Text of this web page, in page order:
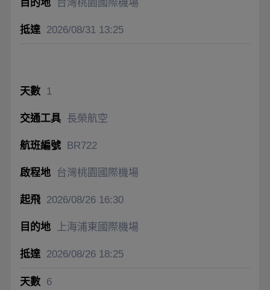
台灣桃園國際機場
2026/08/3113:25
1
長榮航空
BR722
台灣桃園國際機場
2026/08/2616:30
上海浦東國際機場
2026/08/2618:25
6